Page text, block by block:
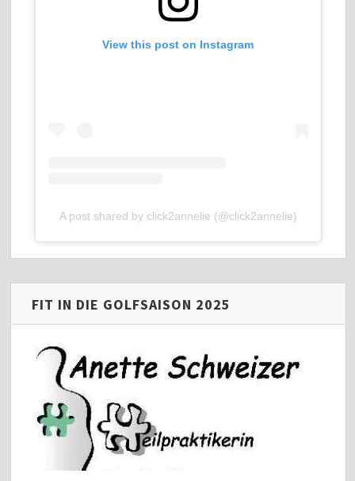
View this post on Instagram
A post shared by click2annelie (@click2annelie)
FIT IN DIE GOLFSAISON 2025